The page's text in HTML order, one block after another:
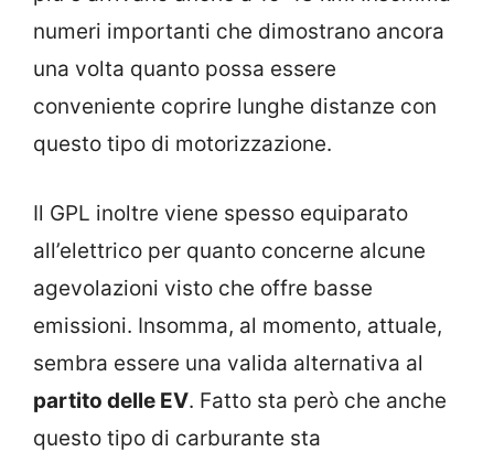
numeri importanti che dimostrano ancora
una volta quanto possa essere
conveniente coprire lunghe distanze con
questo tipo di motorizzazione.
Il GPL inoltre viene spesso equiparato
all’elettrico per quanto concerne alcune
agevolazioni visto che offre basse
emissioni. Insomma, al momento, attuale,
sembra essere una valida alternativa al
partito delle EV. Fatto sta però che anche
questo tipo di carburante sta